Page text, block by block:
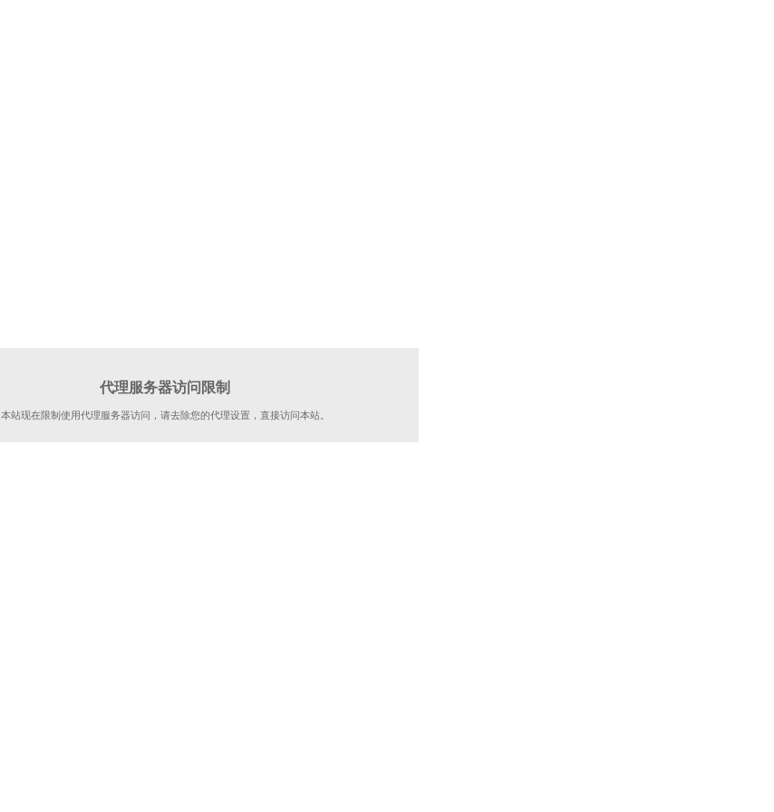
代理服务器访问限制
本站现在限制使用代理服务器访问，请去除您的代理设置，直接访问本站。